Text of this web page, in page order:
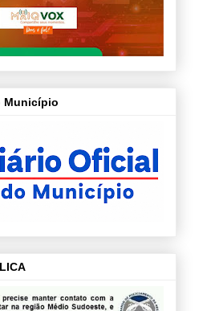
Município